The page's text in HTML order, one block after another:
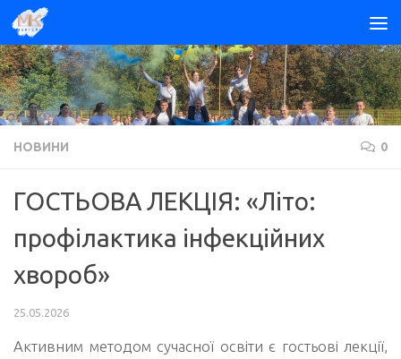
Skip to content
НОВИНИ 0
ГОСТЬОВА ЛЕКЦІЯ: «Літо:
профілактика інфекційних
хвороб»
25.05.2026
Активним методом сучасної освіти є гостьові лекції,